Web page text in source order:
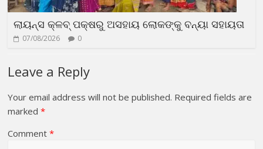
ଲାୟନ୍ସ କ୍ଳବ୍ ପକ୍ଷରୁ ଅସହାୟ ଲୋକଙ୍କୁ ବନ୍ୟା ସହାୟତା
07/08/2026 0
Leave a Reply
Your email address will not be published. Required fields are
marked*
Comment*